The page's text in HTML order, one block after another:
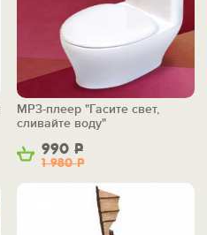
990 Р
1 980Р
MP3-плеер "Гасите свет,
сливайте воду"